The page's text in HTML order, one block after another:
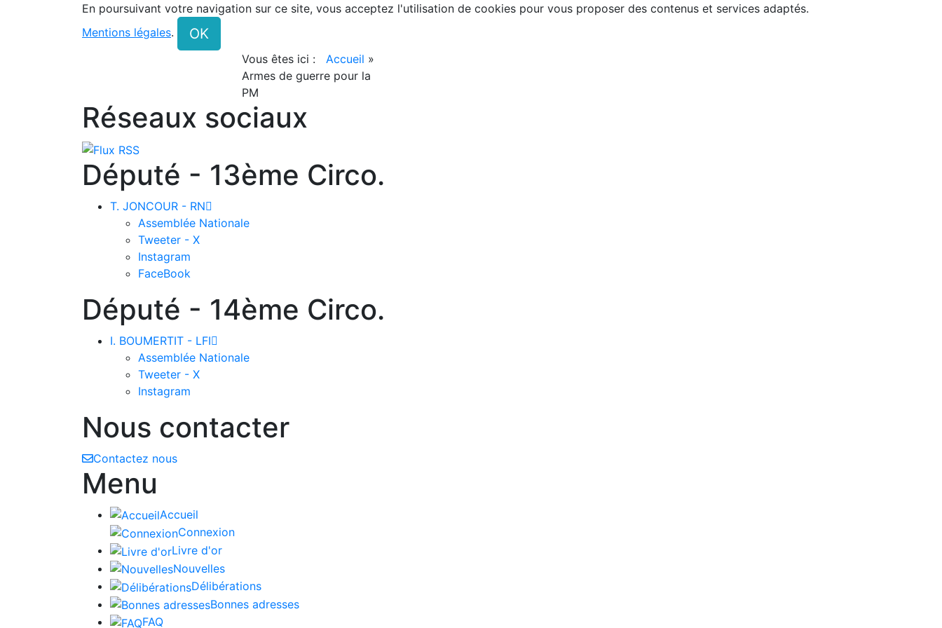
En poursuivant votre navigation sur ce site, vous acceptez l'utilisation de cookies pour vous proposer des contenus et services adaptés.
Mentions légales. OK
Vous êtes ici : Accueil »
Armes de guerre pour la
PM
Réseaux sociaux
Député - 13ème Circo.
T. JONCOUR - RN
Assemblée Nationale
Tweeter - X
Instagram
FaceBook
Député - 14ème Circo.
I. BOUMERTIT - LFI
Assemblée Nationale
Tweeter - X
Instagram
Nous contacter
Contactez nous
Menu
Accueil
Connexion
Livre d'or
Nouvelles
Délibérations
Bonnes adresses
FAQ